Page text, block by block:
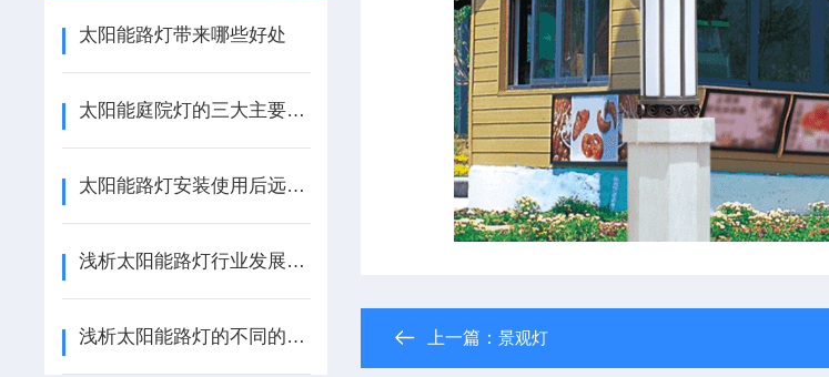
太阳能路灯带来哪些好处
太阳能庭院灯的三大主要创新点
太阳能路灯安装使用后远远超出本身价值
浅析太阳能路灯行业发展趋势
浅析太阳能路灯的不同的地方 上一篇：景观灯